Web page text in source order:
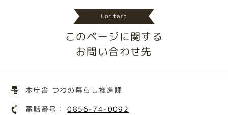
Contact
このページに関する
お問い合わせ先
本庁舎 つわの暮らし推進課
電話番号：0856-74-0092